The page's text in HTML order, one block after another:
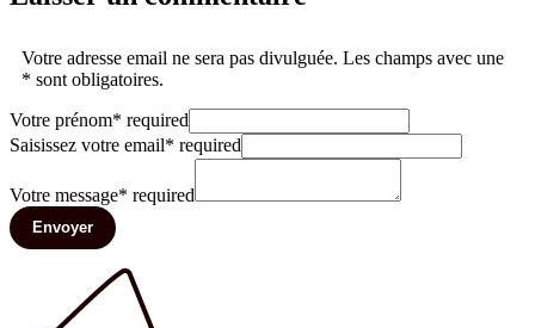
Votre adresse email ne sera pas divulguée. Les champs avec une
* sont obligatoires.
Votre prénom* required
Saisissez votre email* required
Votre message* required
Envoyer